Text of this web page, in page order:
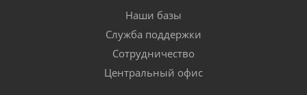
Наши базы
Служба поддержки
Сотрудничество
Центральный офис